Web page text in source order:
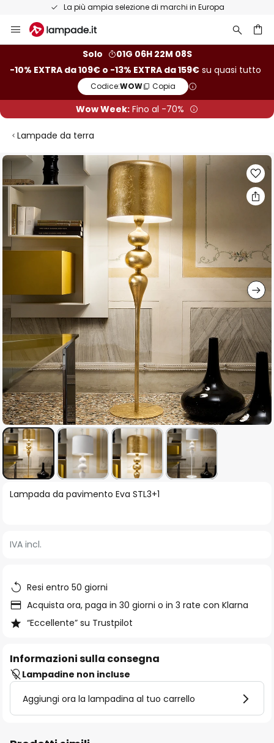
La più ampia selezione di marchi in Europa
Salta
al
Solo
01G 06H 22M 07S
-10% EXTRA da 109€ o -13% EXTRA da 159€ su quasi tutto
Codice:WOW Copia
Wow Week: Fino al -70%
Lampade da terra
Vai
alla
fine
della
galleria
di
immagini
Vai
all'inizio
Lampada da pavimento Eva STL3+1
IVA incl.
Resi entro 50 giorni
Acquista ora, paga in 30 giorni o in 3 rate con Klarna
“Eccellente” su Trustpilot
Informazioni sulla consegna
Lampadine non incluse
Aggiungi ora la lampadina al tuo carrello